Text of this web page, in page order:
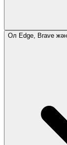
Ол Edge, Brave